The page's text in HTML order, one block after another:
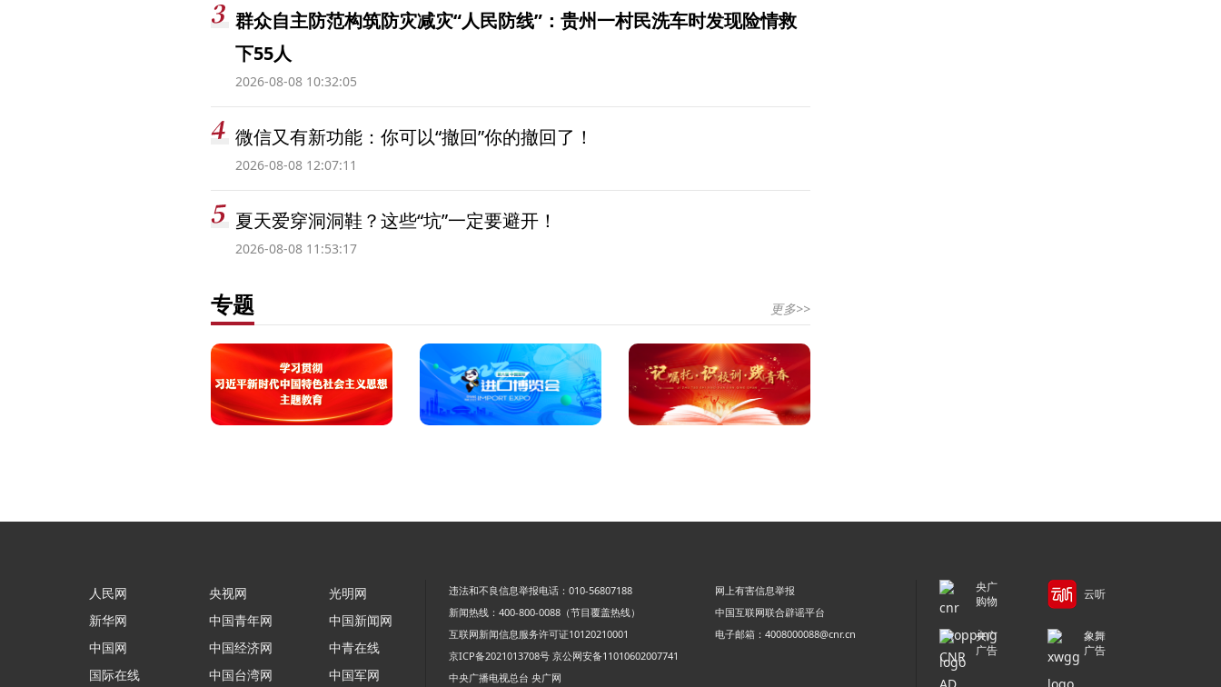
群众自主防范构筑防灾减灾“人民防线”：贵州一村民洗车时发现险情救
下55人
2026-08-08 10:32:05
微信又有新功能：你可以“撤回”你的撤回了！
2026-08-08 12:07:11
夏天爱穿洞洞鞋？这些“坑”一定要避开！
2026-08-08 11:53:17
专题 更多>>
人民网
新华网
中国网
国际在线
央视网
中国青年网
中国经济网
中国台湾网
光明网
中国新闻网
中青在线
中国军网
违法和不良信息举报电话：010-56807188
网上有害信息举报
新闻热线：400-800-0088（节目覆盖热线）
中国互联网联合辟谣平台
互联网新闻信息服务许可证10120210001
电子邮箱：4008000088@cnr.cn
京ICP备2021013708号 京公网安备11010602007741
中央广播电视总台 央广网
央广
购物
云听
央广
广告
象舞
广告